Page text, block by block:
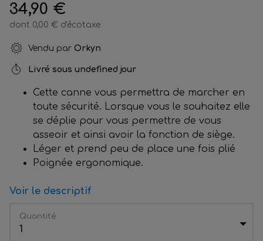
34,90 €
dont 0,00 € d'écotaxe
Vendu par Orkyn
Livré sous undefined jour
Cette canne vous permettra de marcher en
toute sécurité. Lorsque vous le souhaitez elle
se déplie pour vous permettre de vous
asseoir et ainsi avoir la fonction de siège.
Léger et prend peu de place une fois plié
Poignée ergonomique.
Voir le descriptif
Quantité
1